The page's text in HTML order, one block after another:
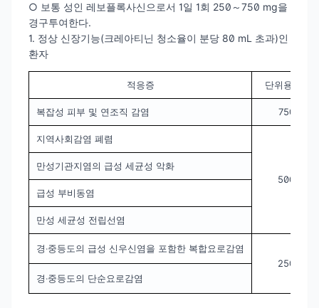
○ 보통 성인 레보플록사신으로서 1일 1회 250～750 mg을
경구투여한다.
1. 정상 신장기능(크레아티닌 청소율이 분당 80 mL 초과)인
환자
적응증 단위용량 및
복잡성 피부 및 연조직 감염 750mg
지역사회감염 폐렴
500mg
만성기관지염의 급성 세균성 악화
급성 부비동염
만성 세균성 전립선염
경‧중등도의 급성 신우신염을 포함한 복합요로감염
250mg
경‧중등도의 단순요로감염